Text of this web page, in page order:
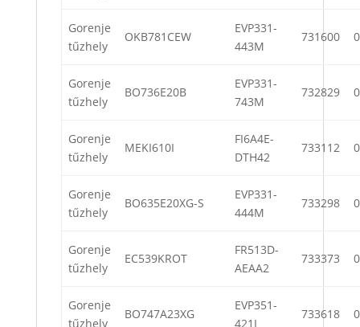
Gorenje
tűzhely
OKB781CEW
EVP331-
443M
731600
Gorenje
tűzhely
BO736E20B
EVP331-
743M
732829
Gorenje
tűzhely
MEKI610I
FI6A4E-
DTH42
733112
Gorenje
tűzhely
BO635E20XG-S
EVP331-
444M
733298
Gorenje
tűzhely
EC539KROT
FR513D-
AEAA2
733373
Gorenje
tűzhely
BO747A23XG
EVP351-
421I
733618